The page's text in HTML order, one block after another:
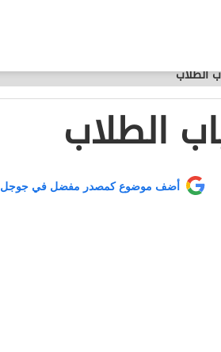
الطلاب
الطلاب
أضف موضوع كمصدر مفضل في جوجل